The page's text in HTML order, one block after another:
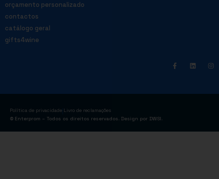
orçamento personalizado
contactos
catálogo geral
gifts4wine
Política de privacidade Livro de reclamações
© Enterprom – Todos os direitos reservados. Design por DWSI.